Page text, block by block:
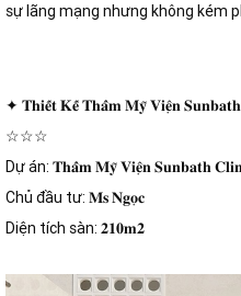
sự lãng mạng nhưng không kém
✦ 𝐓𝐡𝐢𝐞̂́𝐭 𝐊𝐞̂́ 𝐓𝐡𝐚̂̉𝐦 𝐌𝐲̃ 𝐕𝐢𝐞̣̂𝐧 𝐒𝐮𝐧𝐛𝐚𝐭𝐡
☆☆☆
Dự án: 𝐓𝐡𝐚̂̉𝐦 𝐌𝐲̃ 𝐕𝐢𝐞̣̂𝐧 𝐒𝐮𝐧𝐛𝐚𝐭𝐡
Chủ đầu tư: 𝐌𝐬 𝐍𝐠𝐨̣𝐜
Diện tích sàn: 𝟐𝟏𝟎𝐦𝟐